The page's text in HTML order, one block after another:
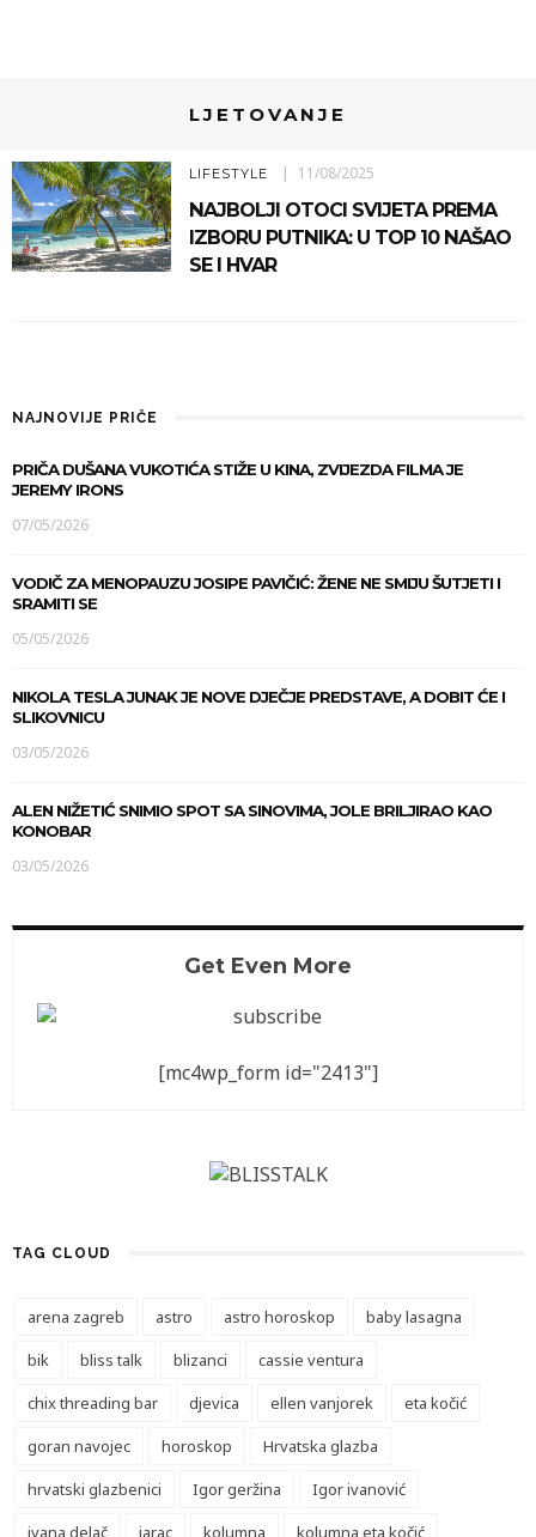
LJETOVANJE
LIFESTYLE 11/08/2025
NAJBOLJI OTOCI SVIJETA PREMA
IZBORU PUTNIKA: U TOP 10 NAŠAO
SE I HVAR
NAJNOVIJE PRIČE
PRIČA DUŠANA VUKOTIĆA STIŽE U KINA, ZVIJEZDA FILMA JE
JEREMY IRONS
07/05/2026
VODIČ ZA MENOPAUZU JOSIPE PAVIČIĆ: ŽENE NE SMIJU ŠUTJETI I
SRAMITI SE
05/05/2026
NIKOLA TESLA JUNAK JE NOVE DJEČJE PREDSTAVE, A DOBIT ĆE I
SLIKOVNICU
03/05/2026
ALEN NIŽETIĆ SNIMIO SPOT SA SINOVIMA, JOLE BRILJIRAO KAO
KONOBAR
03/05/2026
Get Even More
[mc4wp_form id="2413"]
TAG CLOUD
arena zagreb astro astro horoskop
baby lasagna
bik
bliss talk blizanci
cassie ventura
chix threading bar
djevica ellen vanjorek
eta kočić
goran navojec
horoskop
Hrvatska glazba
hrvatski glazbenici
Igor geržina
Igor ivanović
ivana delač
jarac kolumna
kolumna eta kočić